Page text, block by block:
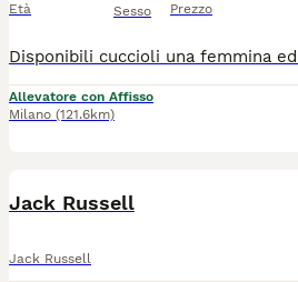
Età Sesso Prezzo
Allevatore con Affisso
Milano (121.6km)
Jack Russell
Jack Russell